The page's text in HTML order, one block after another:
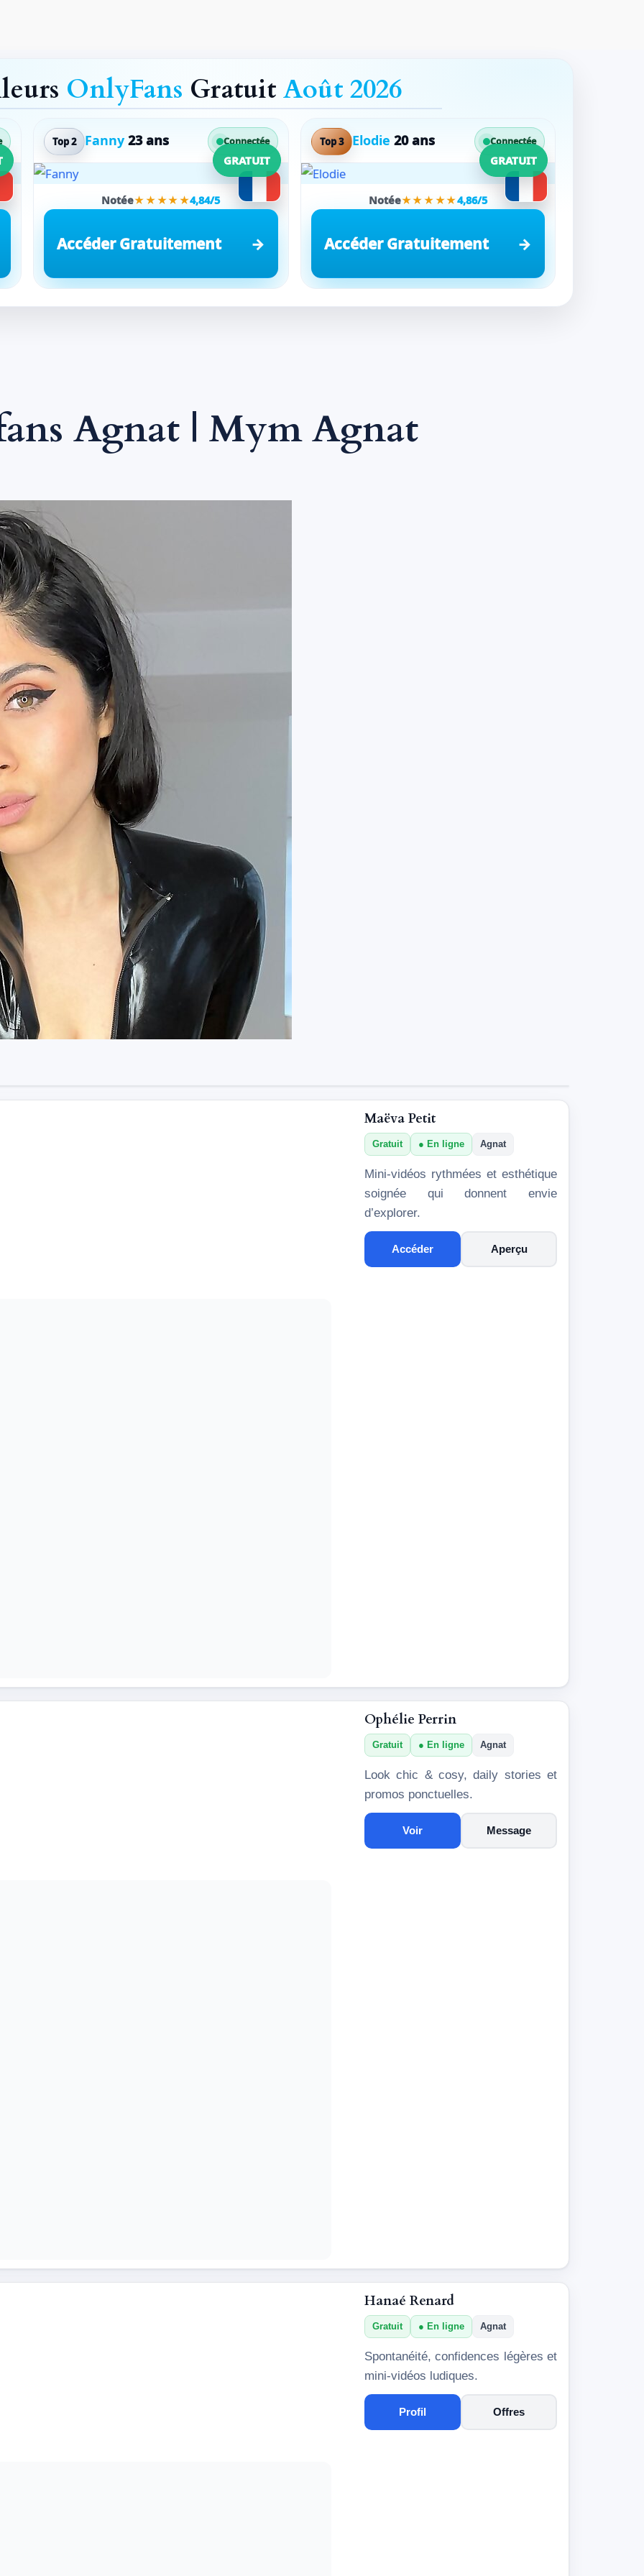
OnlyFans GratuitAoût 2026
Top 2 Fanny 23 ans Connectée
GRATUIT
Notée★★★★★4,84/5
Accéder Gratuitement
Top 3 Elodie 20 ans Connectée
GRATUIT
Notée★★★★★4,86/5
Accéder Gratuitement
Agnat | Mym Agnat
Maëva Petit
Gratuit En ligne Agnat
Mini-vidéos rythmées et esthétique
soignée qui donnent envie
d’explorer.
Accéder Aperçu
Ophélie Perrin
Gratuit En ligne Agnat
Look chic & cosy, daily stories et
promos ponctuelles.
Voir Message
Hanaé Renard
Gratuit En ligne Agnat
Spontanéité, confidences légères et
mini-vidéos ludiques.
Profil Offres